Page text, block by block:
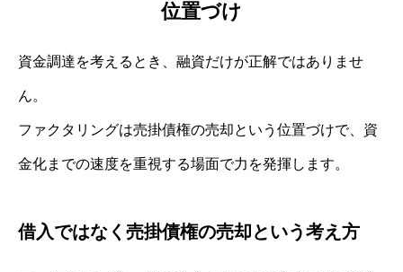
位置づけ
資金調達を考えるとき、融資だけが正解ではありませ
ん。
ファクタリングは売掛債権の売却という位置づけで、資
金化までの速度を重視する場面で力を発揮します。
借入ではなく売掛債権の売却という考え方